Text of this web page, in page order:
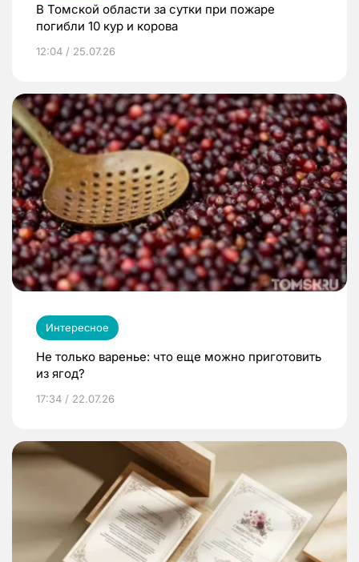
В Томской области за сутки при пожаре
погибли 10 кур и корова
12:04 / 25.07.26
Интересное
Не только варенье: что еще можно приготовить
из ягод?
17:34 / 22.07.26